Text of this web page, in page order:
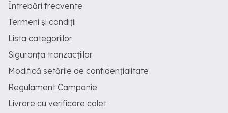
Întrebări frecvente
Termeni și condiții
Lista categoriilor
Siguranța tranzacțiilor
Modifică setările de confidențialitate
Regulament Campanie
Livrare cu verificare colet